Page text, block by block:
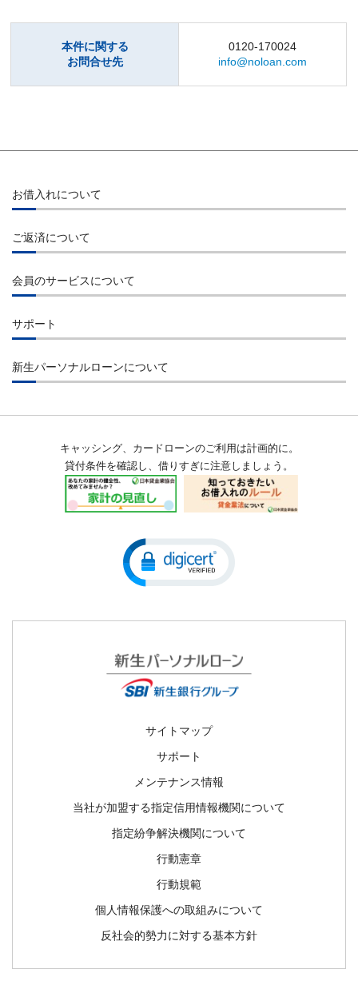
本件に関する
お問合せ先
0120-170024
info@noloan.com
お借入れについて
インターネット
コンビニエンスストアのATM
ご指定口座へのお振込み
貸付条件
ご返済について
インターネット
コンビニエンスストアのATM
お振込み
会員のサービスについて
会員サービス
店舗検索
返済シミュレーション
サポート
お問合せ
メンテナンス情報
収入証明書類提出のお願い
不正利用被害の補償方針
新生パーソナルローンについて
会員規約
SBI新生銀行グループ マネー・ローンダリング及びテロ資金供与対
キャッシング、カードローンのご利用は計画的に。
貸付条件を確認し、借りすぎに注意しましょう。
サイトマップ
サポート
メンテナンス情報
当社が加盟する指定信用情報機関について
指定紛争解決機関について
行動憲章
行動規範
個人情報保護への取組みについて
反社会的勢力に対する基本方針